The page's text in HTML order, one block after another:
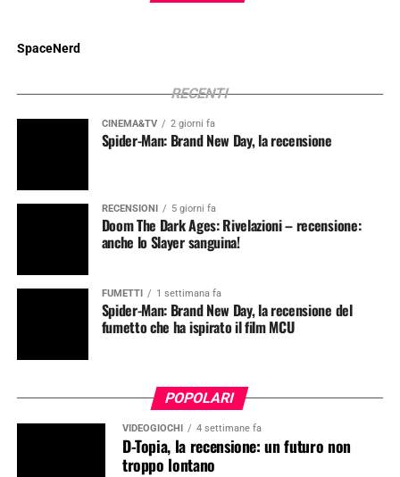
SpaceNerd
RECENTI
CINEMA&TV 2 giorni fa
Spider-Man: Brand New Day, la recensione
RECENSIONI 5 giorni fa
Doom The Dark Ages: Rivelazioni – recensione:
anche lo Slayer sanguina!
FUMETTI 1 settimana fa
Spider-Man: Brand New Day, la recensione del
fumetto che ha ispirato il film MCU
POPOLARI
VIDEOGIOCHI 4 settimane fa
D-Topia, la recensione: un futuro non
troppo lontano